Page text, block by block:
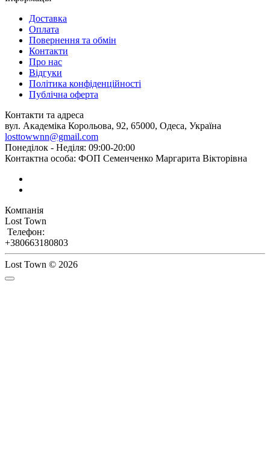
Доставка
Оплата
Повернення та обмін
Контакти
Про нас
Відгуки
Політика конфіденційності
Публічна оферта
Контакти та адреса
вул. Академіка Корольова, 92, 65000, Одеса, Україна
losttowwnn@gmail.com
Понеділок - Неділя: 09:00-20:00
Контактна особа: ФОП Семенченко Маргарита Вікторівна
Компанія
Lost Town
Телефон:
+380663180803
Lost Town © 2026